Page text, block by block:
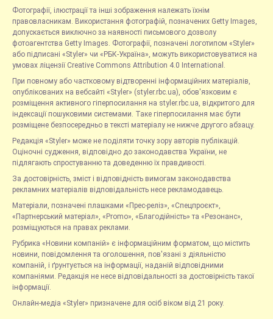
Фотографії, ілюстрації та інші зображення належать їхнім
правовласникам. Використання фотографій, позначених Getty Images,
допускається виключно за наявності письмового дозволу
фотоагентства Getty Images. Фотографії, позначені логотипом «Styler»
або підписані «Styler» чи «РБК-Україна», можуть використовуватися на
умовах ліцензії Creative Commons Attribution 4.0 International.
При повному або частковому відтворенні інформаційних матеріалів,
опублікованих на вебсайті «Styler» (styler.rbc.ua), обов'язковим є
розміщення активного гіперпосилання на styler.rbc.ua, відкритого для
індексації пошуковими системами. Таке гіперпосилання має бути
розміщене безпосередньо в тексті матеріалу не нижче другого абзацу.
Редакція «Styler» може не поділяти точку зору авторів публікацій.
Оціночні судження, відповідно до законодавства України, не
підлягають спростуванню та доведенню їх правдивості.
За достовірність, зміст і відповідність вимогам законодавства
рекламних матеріалів відповідальність несе рекламодавець.
Матеріали, позначені плашками «Прес-реліз», «Спецпроєкт»,
«Партнерський матеріал», «Promo», «Благодійність» та «Резонанс»,
розміщуються на правах реклами.
Рубрика «Новини компаній» є інформаційним форматом, що містить
новини, повідомлення та оголошення, пов'язані з діяльністю
компаній, і ґрунтується на інформації, наданій відповідними
компаніями. Редакція не несе відповідальності за достовірність такої
інформації.
Онлайн-медіа «Styler» призначене для осіб віком від 21 року.